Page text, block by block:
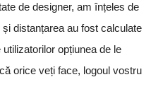
de designer, am înțeles de
distanțarea au fost calculate
opțiunea de le
orice veți face, logoul vostru